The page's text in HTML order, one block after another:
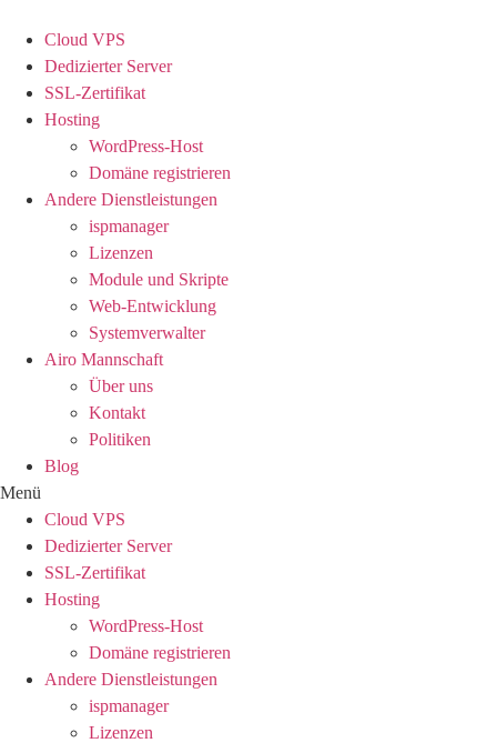
Inhalt
springen
Cloud VPS
Dedizierter Server
SSL-Zertifikat
Hosting
WordPress-Host
Domäne registrieren
Andere Dienstleistungen
ispmanager
Lizenzen
Module und Skripte
Web-Entwicklung
Systemverwalter
Airo Mannschaft
Über uns
Kontakt
Politiken
Blog
Menü
Cloud VPS
Dedizierter Server
SSL-Zertifikat
Hosting
WordPress-Host
Domäne registrieren
Andere Dienstleistungen
ispmanager
Lizenzen